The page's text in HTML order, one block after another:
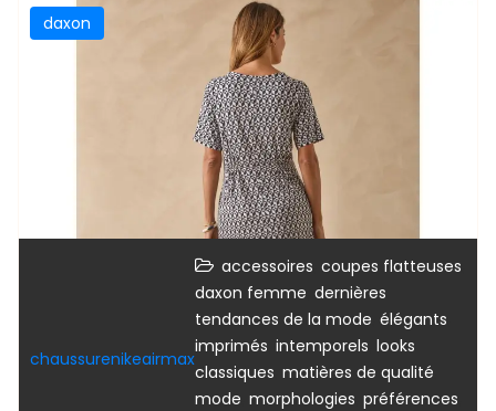
daxon
chaussurenikeairmax
accessoires coupes flatteuses
daxon femme dernières
tendances de la mode élégants
imprimés intemporels looks
classiques matières de qualité
mode morphologies préférences